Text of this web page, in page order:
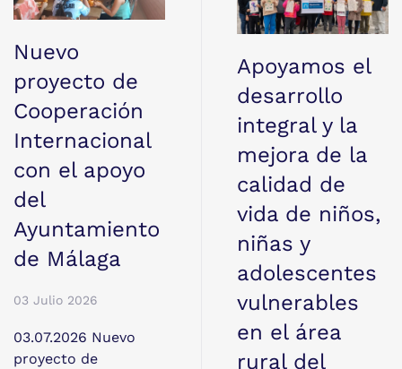
Nuevo
proyecto de
Cooperación
Internacional
con el apoyo
del
Ayuntamiento
de Málaga
03 Julio 2026
03.07.2026 Nuevo
proyecto de
Apoyamos el
desarrollo
integral y la
mejora de la
calidad de
vida de niños,
niñas y
adolescentes
vulnerables
en el área
rural del